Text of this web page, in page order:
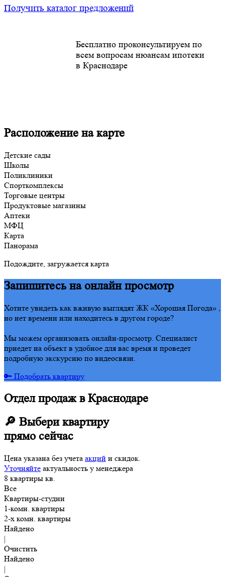
Получить каталог предложений
Бесплатно проконсультируем по
всем вопросам нюансам ипотеки
в Краснодаре
Расположение на карте
Детские сады
Школы
Поликлиники
Спорткомплексы
Торговые центры
Продуктовые магазины
Аптеки
МФЦ
Карта
Панорама
Подождите, загружается карта
Запишитесь на онлайн просмотр
Хотите увидеть как вживую выглядят ЖК «Хорошая Погода» ,
но нет времени или находитесь в другом городе?
Мы можем организовать онлайн-просмотр. Специалист
приедет на объект в удобное для вас время и проведет
подробную экскурсию по видеосвязи.
🔑 Подобрать квартиру
Отдел продаж в Краснодаре
🔎 Выбери квартиру
прямо сейчас
Цена указана без учета акций и скидок.
Уточняйте актуальность у менеджера
8 квартиры кв.
Все
Квартиры-студии
1-комн. квартиры
2-х комн. квартиры
Найдено
|
Очистить
Найдено
|